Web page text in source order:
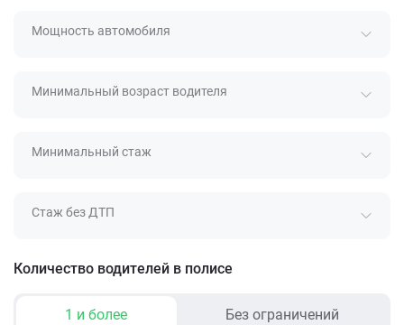
Мощность автомобиля
Минимальный возраст водителя
Минимальный стаж
Стаж без ДТП
Количество водителей в полисе
1 и более Без ограничений